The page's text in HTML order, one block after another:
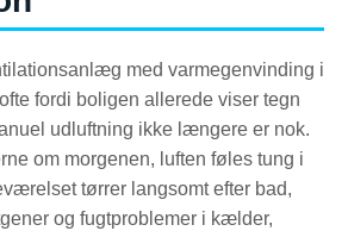
med varmegenvinding i
fordi boligen allerede viser tegn
udluftning ikke længere er nok.
om morgenen, luften føles tung i
tørrer langsomt efter bad,
og fugtproblemer i kælder,